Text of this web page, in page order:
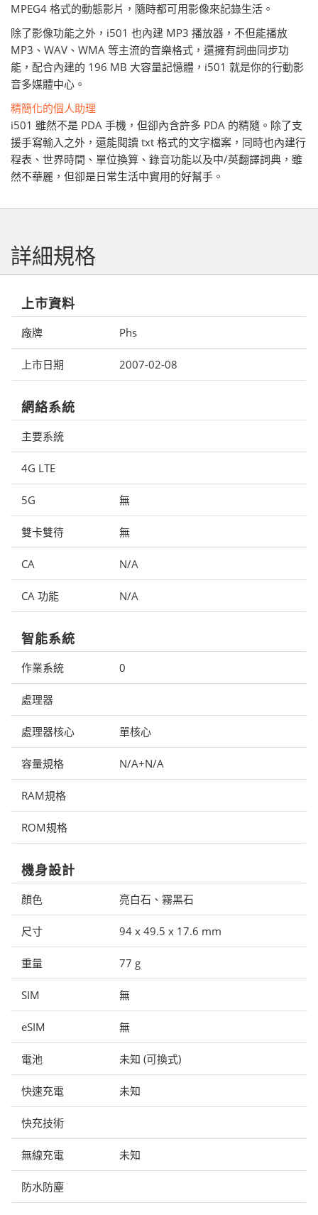
MPEG4 格式的動態影片，隨時都可用影像來記錄生活。
除了影像功能之外，i501 也內建 MP3 播放器，不但能播放
MP3、WAV、WMA 等主流的音樂格式，還擁有詞曲同步功
能，配合內建的 196 MB 大容量記憶體，i501 就是你的行動影
音多媒體中心。
精簡化的個人助理
i501 雖然不是 PDA 手機，但卻內含許多 PDA 的精隨。除了支
援手寫輸入之外，還能閱讀 txt 格式的文字檔案，同時也內建行
程表、世界時間、單位換算、錄音功能以及中/英翻譯詞典，雖
然不華麗，但卻是日常生活中實用的好幫手。
詳細規格
上市資料
廠牌 Phs
上市日期 2007-02-08
網絡系統
主要系統
4G LTE
5G 無
雙卡雙待 無
CA N/A
CA 功能 N/A
智能系統
作業系統 0
處理器
處理器核心 單核心
容量規格 N/A+N/A
RAM規格
ROM規格
機身設計
顏色 亮白石、霧黑石
尺寸 94 x 49.5 x 17.6 mm
重量 77 g
SIM 無
eSIM 無
電池 未知 (可換式)
快速充電 未知
快充技術
無線充電 未知
防水防塵